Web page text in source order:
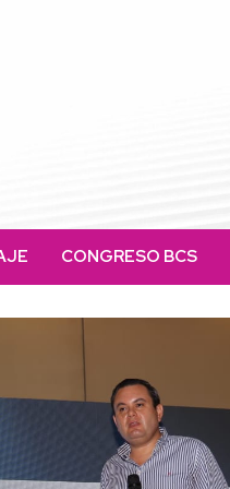
CONGRESO BCS